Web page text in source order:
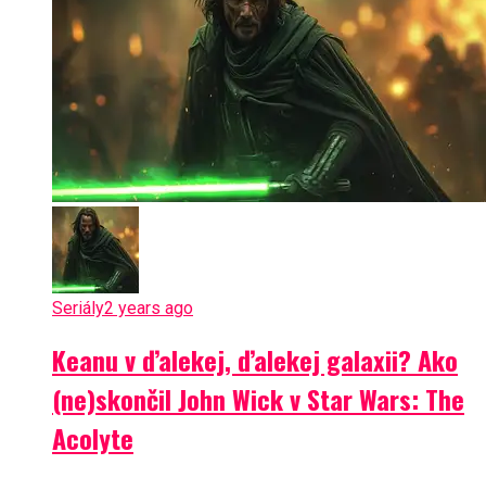
Seriály2 years ago
Keanu v ďalekej, ďalekej galaxii? Ako
(ne)skončil John Wick v Star Wars: The
Acolyte